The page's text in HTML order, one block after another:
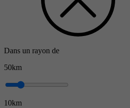
Dans un rayon de
50km
10km